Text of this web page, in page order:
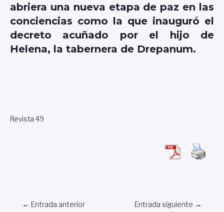
abriera una nueva etapa de paz en las
conciencias como la que inauguró el
decreto acuñado por el hijo de
Helena, la tabernera de Drepanum.
Revista 49
Navegación
← Entrada anterior Entrada siguiente →